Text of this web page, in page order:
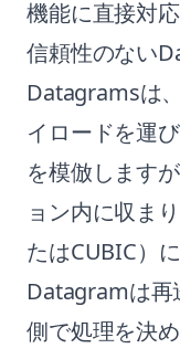
機能に直接対
信頼性のない
Datagramsは
イロードを運
を模倣します
ョン内に収ま
たはCUBIC）
Datagramは再
側で処理を決